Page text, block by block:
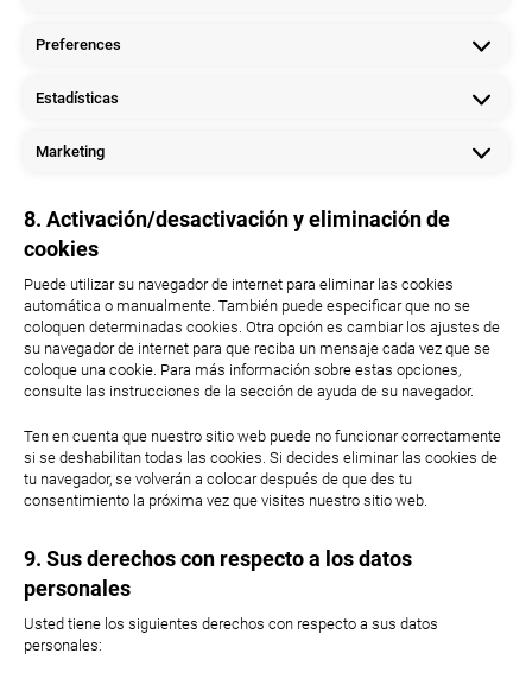
Preferences
Estadísticas
Marketing
8. Activación/desactivación y eliminación de
cookies
Puede utilizar su navegador de internet para eliminar las cookies
automática o manualmente. También puede especificar que no se
coloquen determinadas cookies. Otra opción es cambiar los ajustes de
su navegador de internet para que reciba un mensaje cada vez que se
coloque una cookie. Para más información sobre estas opciones,
consulte las instrucciones de la sección de ayuda de su navegador.
Ten en cuenta que nuestro sitio web puede no funcionar correctamente
si se deshabilitan todas las cookies. Si decides eliminar las cookies de
tu navegador, se volverán a colocar después de que des tu
consentimiento la próxima vez que visites nuestro sitio web.
9. Sus derechos con respecto a los datos
personales
Usted tiene los siguientes derechos con respecto a sus datos
personales: